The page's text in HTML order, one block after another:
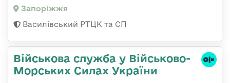
Запоріжжя
Василівський РТЦК та СП
Військова служба у Військово-
Морських Силах України